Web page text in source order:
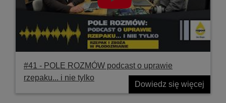
#41 ‐ POLE ROZMÓW podcast o uprawie
rzepaku... i nie tylko
Dowiedz się więcej